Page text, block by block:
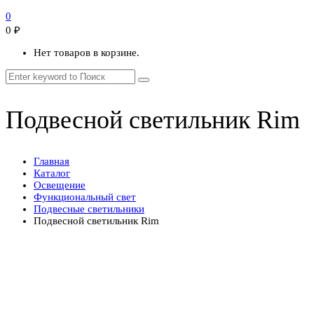
0
0 ₽
Нет товаров в корзине.
Подвесной светильник Rim
Главная
Каталог
Освещение
Функциональный свет
Подвесные светильники
Подвесной светильник Rim